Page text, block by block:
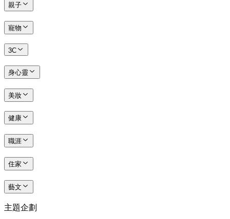
親子
寵物
3C
身心靈
美妝
健康
職涯
住家
藝文
主題企劃